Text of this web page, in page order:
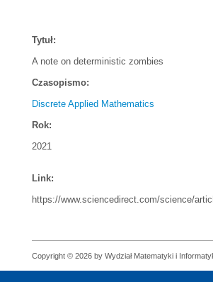
Tytuł:
A note on deterministic zombies
Czasopismo:
Discrete Applied Mathematics
Rok:
2021
Link:
https://www.sciencedirect.com/science/
Copyright © 2026 by Wydział Matematyki i